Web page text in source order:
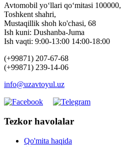
Avtomobil yo‘llari qo‘mitasi 100000,
Toshkent shahri,
Mustaqillik shoh ko'chasi, 68
Ish kuni: Dushanba-Juma
Ish vaqti: 9:00-13:00 14:00-18:00
(+99871) 207-67-68
(+99871) 239-14-06
info@uzavtoyul.uz
Tezkor havolalar
Qo'mita haqida